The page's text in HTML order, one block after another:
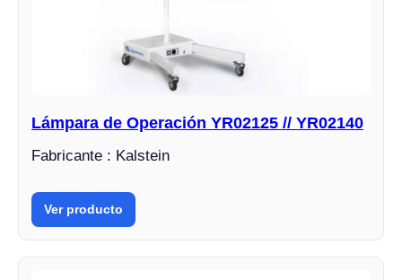
Lámpara de Operación YR02125 // YR02140
Fabricante : Kalstein
Ver producto